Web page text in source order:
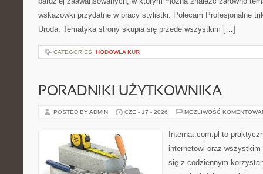
wskazówki przydatne w pracy stylistki. Polecam Profesjonalne
Uroda. Tematyka strony skupia się przede wszystkim […]
CATEGORIES: HODOWLA KUR
PORADNIKI UŻYTKOWNIKA
POSTED BY ADMIN CZE - 17 - 2026 MOŻLIWOŚĆ
Internat.com.pl to
internetowi oraz
się z codziennym